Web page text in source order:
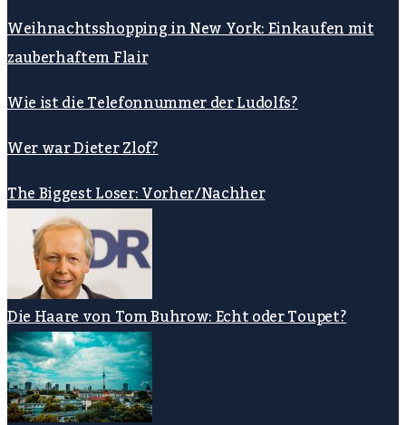
Weihnachtsshopping in New York: Einkaufen mit
zauberhaftem Flair
Wie ist die Telefonnummer der Ludolfs?
Wer war Dieter Zlof?
The Biggest Loser: Vorher/Nachher
Die Haare von Tom Buhrow: Echt oder Toupet?